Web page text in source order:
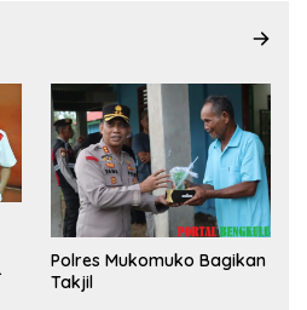
Polres Mukomuko Bagikan
Takjil